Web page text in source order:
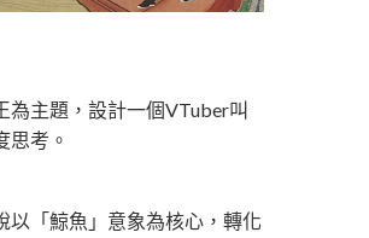
主題，設計一個VTuber叫
思考。
以「鯨魚」意象為核心，轉化